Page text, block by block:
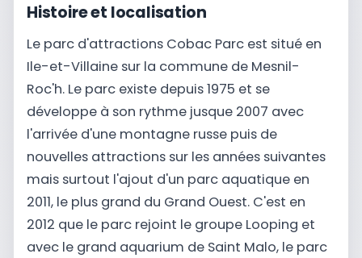
Histoire et localisation
Le parc d'attractions Cobac Parc est situé en
Ile-et-Villaine sur la commune de Mesnil-
Roc'h. Le parc existe depuis 1975 et se
développe à son rythme jusque 2007 avec
l'arrivée d'une montagne russe puis de
nouvelles attractions sur les années suivantes
mais surtout l'ajout d'un parc aquatique en
2011, le plus grand du Grand Ouest. C'est en
2012 que le parc rejoint le groupe Looping et
avec le grand aquarium de Saint Malo, le parc